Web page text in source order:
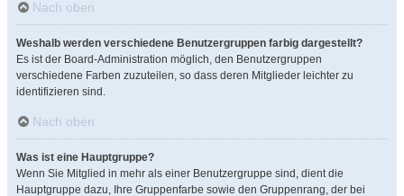
Nach oben
Weshalb werden verschiedene Benutzergruppen farbig dargestellt?
Es ist der Board-Administration möglich, den Benutzergruppen
verschiedene Farben zuzuteilen, so dass deren Mitglieder leichter zu
identifizieren sind.
Nach oben
Was ist eine Hauptgruppe?
Wenn Sie Mitglied in mehr als einer Benutzergruppe sind, dient die
Hauptgruppe dazu, Ihre Gruppenfarbe sowie den Gruppenrang, der bei